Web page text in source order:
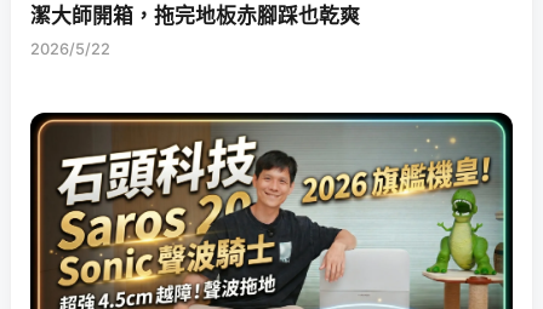
潔大師開箱，拖完地板赤腳踩也乾爽
2026/5/22